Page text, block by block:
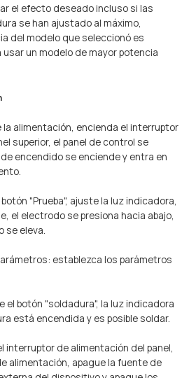
el efecto deseado incluso si las
se han ajustado al máximo,
del modelo que seleccionó es
un modelo de mayor potencia
la alimentación, encienda el interruptor
superior, el panel de control se
encendido se enciende y entra en
"Prueba", ajuste la luz indicadora,
el electrodo se presiona hacia abajo,
se eleva.
establezca los parámetros
el botón "soldadura", la luz indicadora
está encendida y es posible soldar.
interruptor de alimentación del panel,
alimentación, apague la fuente de